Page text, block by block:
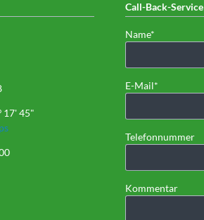
17' 45"
Call-Back-Service
Pflichtfeld
Name*
Pflichtfeld
E-Mail*
Telefonnummer
Kommentar